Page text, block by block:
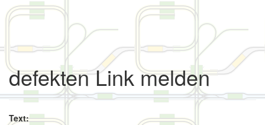
defekten Link melden
Text: